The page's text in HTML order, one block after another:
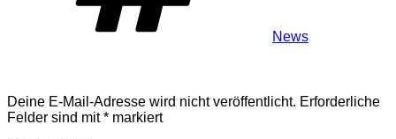
News
Deine E-Mail-Adresse wird nicht veröffentlicht. Erforderliche
Felder sind mit* markiert